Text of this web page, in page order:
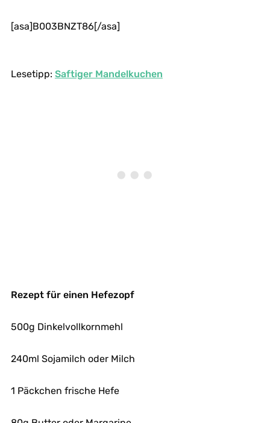
[asa]B003BNZT86[/asa]
Lesetipp: Saftiger Mandelkuchen
Rezept für einen Hefezopf
500g Dinkelvollkornmehl
240ml Sojamilch oder Milch
1 Päckchen frische Hefe